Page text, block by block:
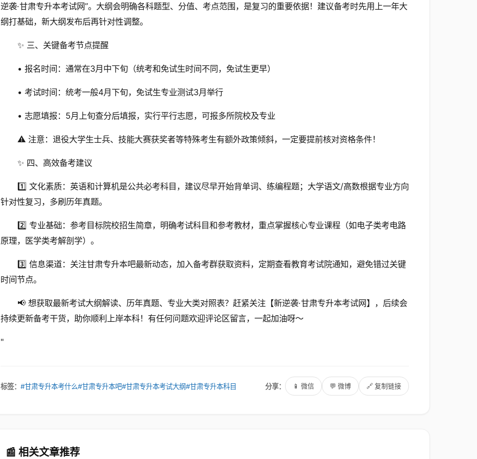
逆袭·甘肃专升本考试网”。大纲会明确各科题型、分值、考点范围，是复习的重要依据！建议备考时先用上一年大
纲打基础，新大纲发布后再针对性调整。
✨ 三、关键备考节点提醒
• 报名时间：通常在3月中下旬（统考和免试生时间不同，免试生更早）
• 考试时间：统考一般4月下旬，免试生专业测试3月举行
• 志愿填报：5月上旬查分后填报，实行平行志愿，可报多所院校及专业
⚠️ 注意：退役大学生士兵、技能大赛获奖者等特殊考生有额外政策倾斜，一定要提前核对资格条件！
✨ 四、高效备考建议
1️⃣ 文化素质：英语和计算机是公共必考科目，建议尽早开始背单词、练编程题；大学语文/高数根据专业方向
针对性复习，多刷历年真题。
2️⃣ 专业基础：参考目标院校招生简章，明确考试科目和参考教材，重点掌握核心专业课程（如电子类考电路
原理，医学类考解剖学）。
3️⃣ 信息渠道：关注甘肃专升本吧最新动态，加入备考群获取资料，定期查看教育考试院通知，避免错过关键
时间节点。
📢 想获取最新考试大纲解读、历年真题、专业大类对照表？赶紧关注【新逆袭·甘肃专升本考试网】，后续会
持续更新备考干货，助你顺利上岸本科！有任何问题欢迎评论区留言，一起加油呀～
"
标签： #甘肃专升本考什么#甘肃专升本吧#甘肃专升本考试大纲#甘肃专升本科目 分享： 📱 微信 💬 微博 🔗 复制链接
📰 相关文章推荐